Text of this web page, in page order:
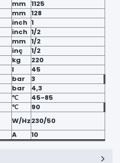
mm
1125
mm
128
inch
1
inch
1/2
mm
1/2
inç
1/2
kg
220
l
45
bar
3
bar
4,3
℃
45-85
℃
90
W/Hz 230/50
A 10